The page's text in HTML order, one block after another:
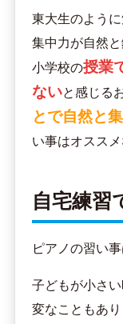
東大生のよう
集中力が自然
小学校の授業
ないと感じる
とで自然と
い事はオスス
自宅練習
ピアノの習い
子どもが小さ
変なこともあり